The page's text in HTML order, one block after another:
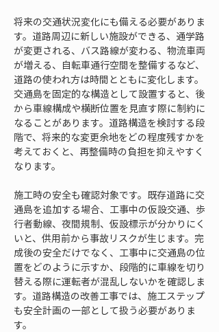
将来の交通状況変化にも備える必要がありま
す。道路周辺に新しい施設ができる、通学路
が変更される、バス路線が変わる、物流車両
が増える、自転車通行空間を整備するなど、
道路の使われ方は時間とともに変化します。
交通島を固定的な構造として設置すると、後
から車線構成や横断位置を見直す際に制約に
なることがあります。道路構造を検討する段
階で、将来的な変更余地をどの程度残すかを
考えておくと、再整備時の負担を抑えやすく
なります。
施工時の安全も確認対象です。既存道路に交
通島を追加する場合、工事中の仮設交通、歩
行者動線、夜間規制、仮設標示が分かりにく
いと、供用前から事故リスクが生じます。完
成後の安全だけでなく、工事中に交通島の位
置をどのように示すか、段階的に車線を切り
替える際に運転者が混乱しないかを確認しま
す。道路構造の改善工事では、施工ステップ
も安全計画の一部として扱う必要がありま
す。